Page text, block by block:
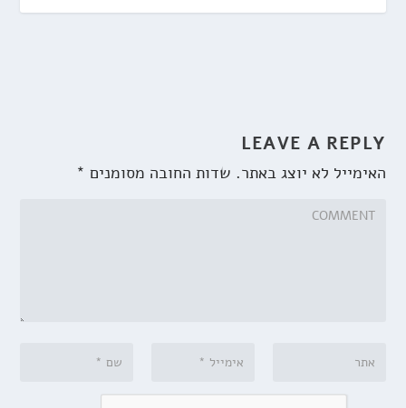
LEAVE A REPLY
האימייל לא יוצג באתר. שדות החובה מסומנים *